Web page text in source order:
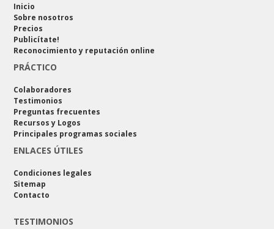
Inicio
Sobre nosotros
Precios
Publicítate!
Reconocimiento y reputación online
PRÁCTICO
Colaboradores
Testimonios
Preguntas frecuentes
Recursos y Logos
Principales programas sociales
ENLACES ÚTILES
Condiciones legales
Sitemap
Contacto
TESTIMONIOS